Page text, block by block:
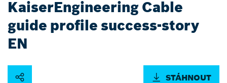
KaiserEngineering Cable
guide profile success-story
EN
STÁHNOUT